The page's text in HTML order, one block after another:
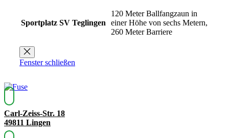
Sportplatz SV Teglingen
120 Meter Ballfangzaun in
einer Höhe von sechs Metern,
260 Meter Barriere
Fenster schließen
Carl-Zeiss-Str. 18
49811 Lingen